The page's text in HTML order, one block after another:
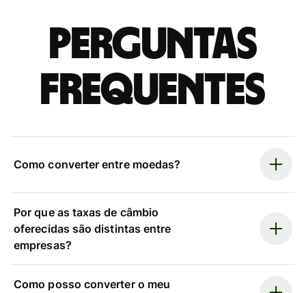
Perguntas
frequentes
Como converter entre moedas?
Por que as taxas de câmbio
oferecidas são distintas entre
empresas?
Como posso converter o meu